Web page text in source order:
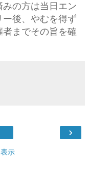
の方は当日エン
ー後、やむを得ず
までその旨を確
›
示